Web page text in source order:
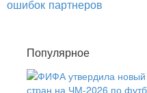
ошибок партнеров
Популярное